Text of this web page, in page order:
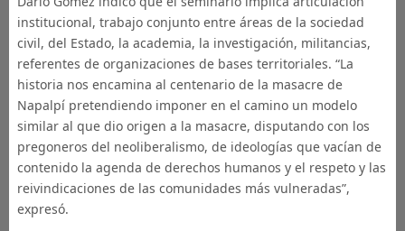
institucional, trabajo conjunto entre áreas de la sociedad
civil, del Estado, la academia, la investigación, militancias,
referentes de organizaciones de bases territoriales. “La
historia nos encamina al centenario de la masacre de
Napalpí pretendiendo imponer en el camino un modelo
similar al que dio origen a la masacre, disputando con los
pregoneros del neoliberalismo, de ideologías que vacían de
contenido la agenda de derechos humanos y el respeto y las
reivindicaciones de las comunidades más vulneradas”,
expresó.